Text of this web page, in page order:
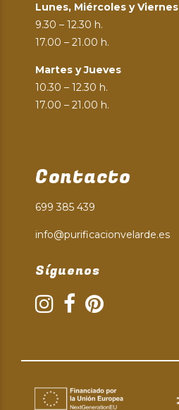
Lunes, Miércoles y Viernes
9.30 – 12.30 h.
17.00 – 21.00 h.
Martes y Jueves
10.30 – 12.30 h.
17.00 – 21.00 h.
Contacto
699 385 439
info@purificacionvelarde.es
Síguenos